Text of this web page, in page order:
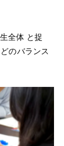
全体 と捉
のバランス